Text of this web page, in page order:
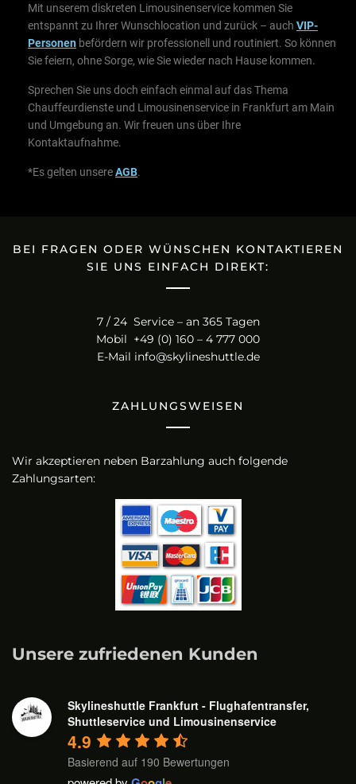
Mit unserem diskreten Limousinenservice kommen Sie
entspannt zu Ihrer Wunschlocation und zurück – auch VIP-
Personen befördern wir professionell und routiniert. So können
Sie feiern, ohne Sorge, wie Sie wieder nach Hause kommen.
Sprechen Sie uns doch einfach einmal auf das Thema
Chauffeurdienste und Limousinenservice in Frankfurt am Main
und Umgebung an. Wir freuen uns über Ihre
Kontaktaufnahme.
*Es gelten unsereAGB.
BEI FRAGEN ODER WÜNSCHEN KONTAKTIEREN
SIE UNS EINFACH DIREKT:
7 / 24 Service – an 365 Tagen
Mobil +49 (0) 160 – 4 777 000
E-Mail info@skylineshuttle.de
ZAHLUNGSWEISEN
Wir akzeptieren neben Barzahlung auch folgende
Zahlungsarten:
Unsere zufriedenen Kunden
Skylineshuttle Frankfurt - Flughafentransfer,
Shuttleservice und Limousinenservice
4.9
Basierend auf 190 Bewertungen